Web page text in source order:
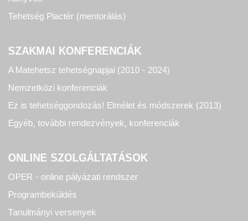
Tehetség Piactér (mentorálás)
SZAKMAI KONFERENCIÁK
A Matehetsz tehetségnapjai (2010 - 2024)
Nemzetközi konferenciák
Ez is tehetséggondozás! Elmélet és módszerek (2013)
Egyéb, további rendezvények, konferenciák
ONLINE SZOLGÁLTATÁSOK
OPER - online pályázati rendszer
Programbeküldés
Tanulmányi versenyek